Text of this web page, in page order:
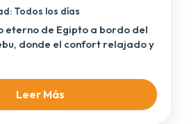
Todos los días
eterno de Egipto a bordo del
donde el confort relajado y
Leer Más